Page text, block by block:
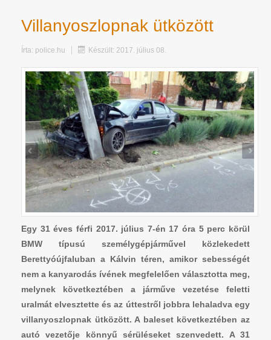
Villanyoszlopnak ütközött
Írta: police.hu Készült: 2017. július 08.
Egy 31 éves férfi 2017. július 7-én 17 óra 5 perc körül
BMW típusú személygépjárművel közlekedett
Berettyóújfaluban a Kálvin téren, amikor sebességét
nem a kanyarodás ívének megfelelően választotta meg,
melynek következtében a járműve vezetése feletti
uralmát elvesztette és az úttestről jobbra lehaladva egy
villanyoszlopnak ütközött. A baleset következtében az
autó vezetője könnyű sérüléseket szenvedett. A 31